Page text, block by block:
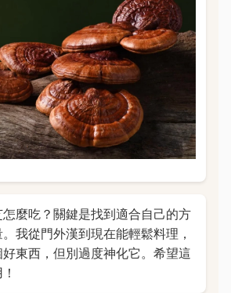
麼吃？關鍵是找到適合自己的方
我從門外漢到現在能輕鬆料理，
東西，但別過度神化它。希望這